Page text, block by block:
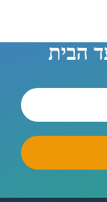
הבית